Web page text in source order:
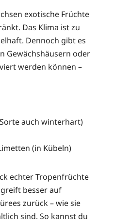
exotische Früchte
Das Klima ist zu
Dennoch gibt es
Gewächshäusern oder
werden können –
auch winterhart)
(in Kübeln)
echter Tropenfrüchte
besser auf
zurück – wie sie
sind. So kannst du